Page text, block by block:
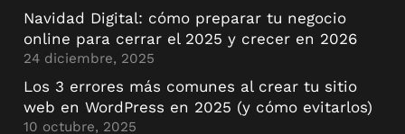
Navidad Digital: cómo preparar tu negocio
online para cerrar el 2025 y crecer en 2026
24 diciembre, 2025
Los 3 errores más comunes al crear tu sitio
web en WordPress en 2025 (y cómo evitarlos)
10 octubre, 2025